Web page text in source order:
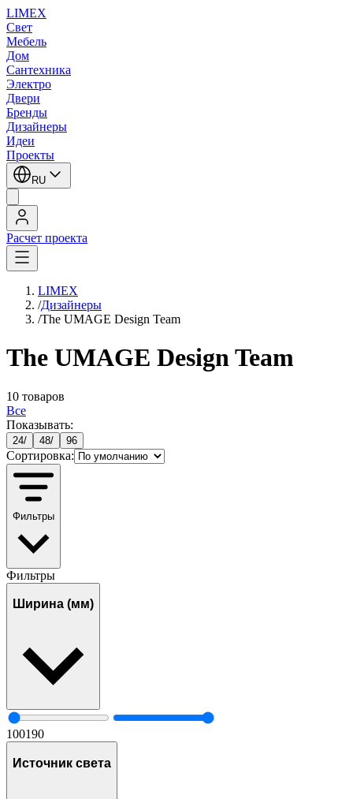
LIMEX
Свет
Мебель
Дом
Сантехника
Электро
Двери
Бренды
Дизайнеры
Идеи
Проекты
RU
Расчет проекта
LIMEX
/Дизайнеры
/The UMAGE Design Team
The UMAGE Design Team
10 товаров
Все
Показывать:
24/ 48/ 96
Сортировка:
Фильтры
Фильтры
Ширина (мм)
100190
Источник света